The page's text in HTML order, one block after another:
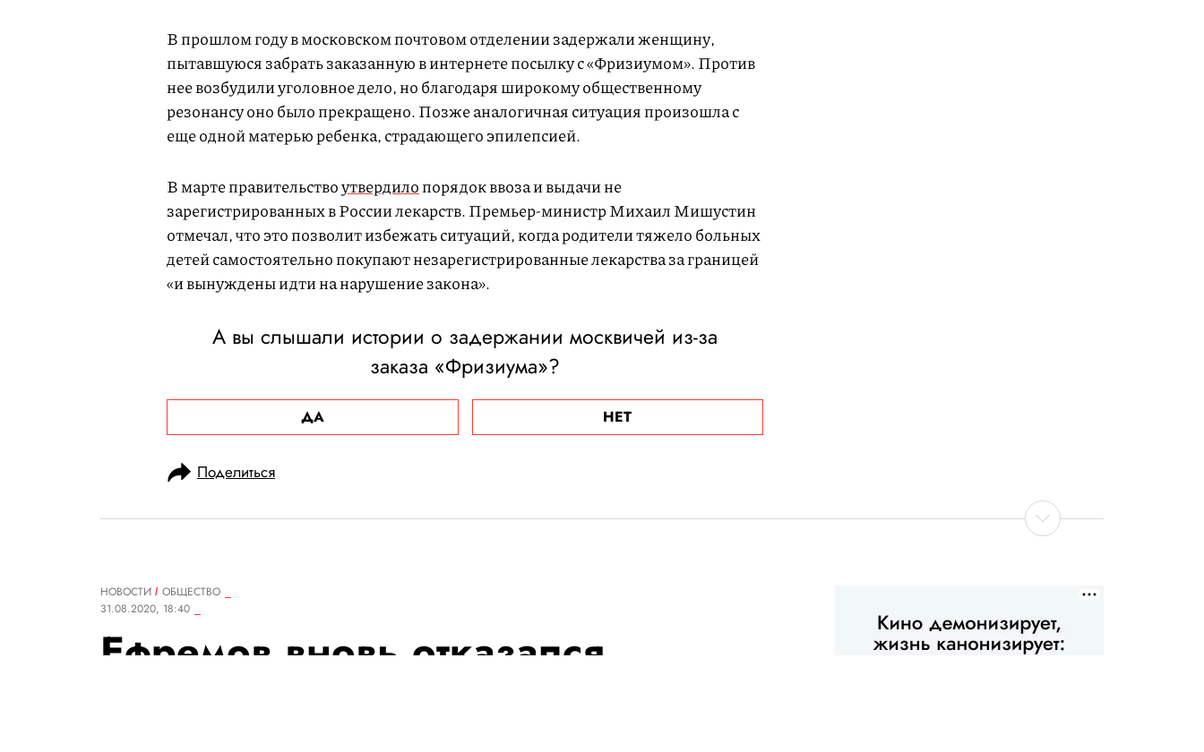
В прошлом году в московском почтовом отделении задержали женщину,
пытавшуюся забрать заказанную в интернете посылку с «Фризиумом». Против
нее возбудили уголовное дело, но благодаря широкому общественному
резонансу оно было прекращено. Позже аналогичная ситуация произошла с
еще одной матерью ребенка, страдающего эпилепсией.
В марте правительствоутвердилопорядок ввоза и выдачи не
зарегистрированных в России лекарств. Премьер-министр Михаил Мишустин
отмечал, что это позволит избежать ситуаций, когда родители тяжело больных
детей самостоятельно покупают незарегистрированные лекарства за границей
«и вынуждены идти на нарушение закона».
А вы слышали истории о задержании москвичей из-за
заказа «Фризиума»?
ДА НЕТ
Поделиться
НОВОСТИ
ОБЩЕСТВО
31.08.2020, 18:40
Ефремов вновь отказался